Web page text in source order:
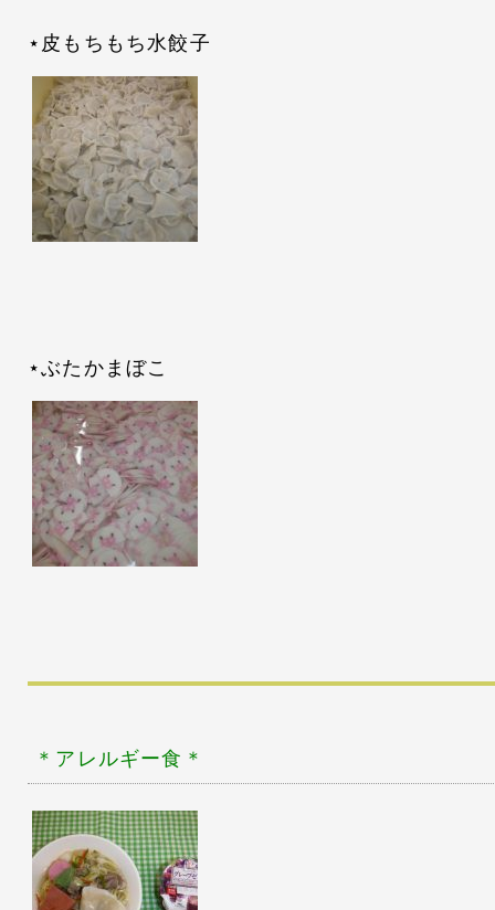
⋆皮もちもち水餃子
⋆ぶたかまぼこ
＊アレルギー食 ＊